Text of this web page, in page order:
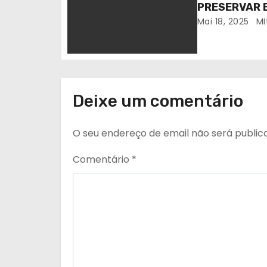
o
PRESERVAR
Mai 18, 2025
Deixe um comentário
O seu endereço de email não será
Comentário *